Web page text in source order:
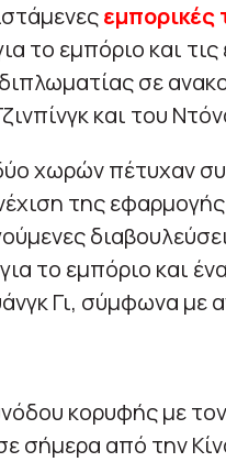
εμπορικές
το εμπόριο και
σε
και του
χωρών πέτυχαν
της
το εμπόριο και
Γι, σύμφωνα με
κορυφής με
σήμερα από την